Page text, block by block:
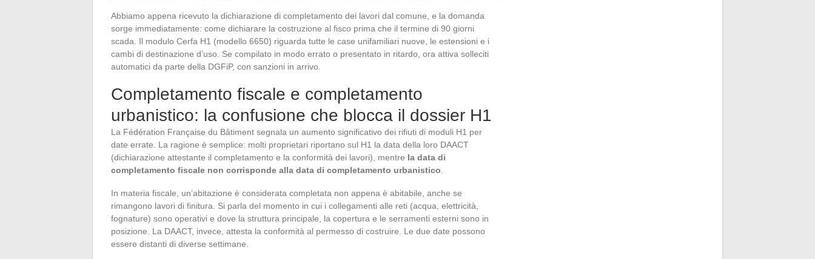
Abbiamo appena ricevuto la dichiarazione di completamento dei lavori dal comune, e la domanda
sorge immediatamente: come dichiarare la costruzione al fisco prima che il termine di 90 giorni
scada. Il modulo Cerfa H1 (modello 6650) riguarda tutte le case unifamiliari nuove, le estensioni e i
cambi di destinazione d’uso. Se compilato in modo errato o presentato in ritardo, ora attiva solleciti
automatici da parte della DGFiP, con sanzioni in arrivo.
Completamento fiscale e completamento
urbanistico: la confusione che blocca il dossier H1
La Fédération Française du Bâtiment segnala un aumento significativo dei rifiuti di moduli H1 per
date errate. La ragione è semplice: molti proprietari riportano sul H1 la data della loro DAACT
(dichiarazione attestante il completamento e la conformità dei lavori), mentre la data di
completamento fiscale non corrisponde alla data di completamento urbanistico
In materia fiscale, un’abitazione è considerata completata non appena è abitabile, anche se
rimangono lavori di finitura. Si parla del momento in cui i collegamenti alle reti (acqua, elettricità,
fognature) sono operativi e dove la struttura principale, la copertura e le serramenti esterni sono in
posizione. La DAACT, invece, attesta la conformità al permesso di costruire. Le due date possono
essere distanti di diverse settimane.